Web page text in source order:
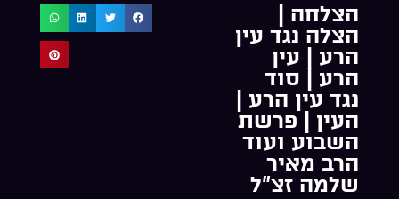
הצלחה |
הצלה נגד עין
הרע | עין
הרע | סוד
נגד עין הרע |
העין | פרשת
השבוע ועוד
הרב מאיר
שלמה זצ”ל